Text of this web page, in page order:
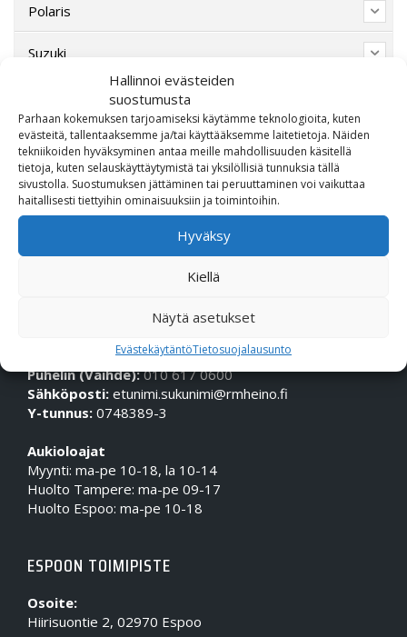
Hallinnoi evästeiden
suostumusta
Parhaan kokemuksen tarjoamiseksi käytämme teknologioita, kuten
evästeitä, tallentaaksemme ja/tai käyttääksemme laitetietoja. Näiden
tekniikoiden hyväksyminen antaa meille mahdollisuuden käsitellä
tietoja, kuten selauskäyttäytymistä tai yksilöllisiä tunnuksia tällä
sivustolla. Suostumuksen jättäminen tai peruuttaminen voi vaikuttaa
haitallisesti tiettyihin ominaisuuksiin ja toimintoihin.
Hyväksy
Kiellä
Näytä asetukset
EvästekäytäntöTietosuojalausunto
Polaris
Suzuki
Varaosat/Sekalaiset
OTA MEIHIN YHTEYTTÄ!
Puhelin (Vaihde): 010 617 0600
Sähköposti: etunimi.sukunimi@rmheino.fi
Y-tunnus: 0748389-3
Aukioloajat
Myynti: ma-pe 10-18, la 10-14
Huolto Tampere: ma-pe 09-17
Huolto Espoo: ma-pe 10-18
ESPOON TOIMIPISTE
Osoite:
Hiirisuontie 2, 02970 Espoo